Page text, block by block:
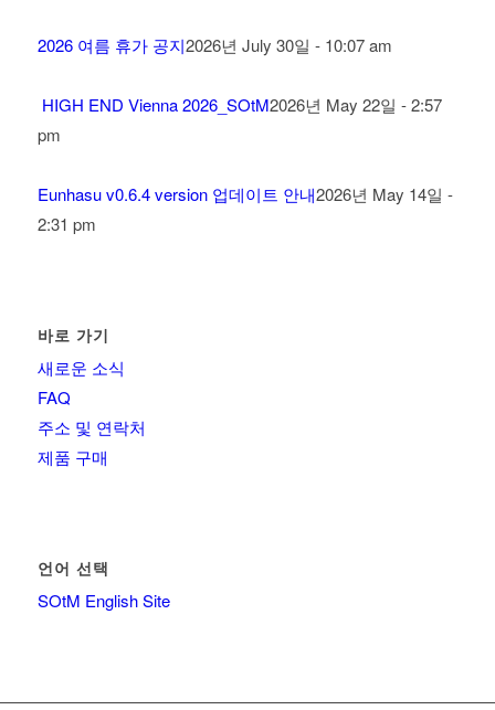
2026 여름 휴가 공지2026년 July 30일 - 10:07 am
HIGH END Vienna 2026_SOtM2026년 May 22일 - 2:57
pm
Eunhasu v0.6.4 version 업데이트 안내2026년 May 14일 -
2:31 pm
바로 가기
새로운 소식
FAQ
주소 및 연락처
제품 구매
언어 선택
SOtM English Site